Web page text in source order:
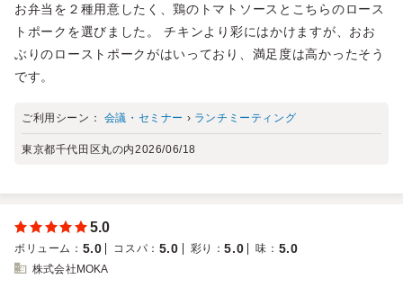
お弁当を２種用意したく、鶏のトマトソースとこちらのロース
トポークを選びました。 チキンより彩にはかけますが、おお
ぶりのローストポークがはいっており、満足度は高かったそう
です。
ご利用シーン： 会議・セミナー › ランチミーティング
東京都千代田区丸の内2026/06/18
5.0
ボリューム ： 5.0 コスパ ： 5.0 彩り ：5.0 味 ： 5.0
株式会社MOKA